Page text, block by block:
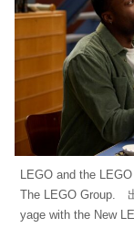
LEGO and the
The LEGO Group.
yage with the New